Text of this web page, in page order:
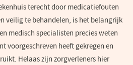
terecht door medicatiefouten
veilig te behandelen, is het belangrijk
medisch specialisten precies weten
voorgeschreven heeft gekregen en
Helaas zijn zorgverleners hier